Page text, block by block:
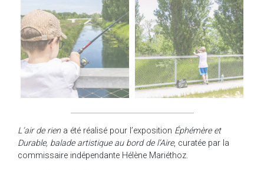
L’air de riena été réalisé pour l’exposition Éphémère et
Durable, balade artistique au bord de l’Aire, curatée par la
commissaire indépendante Hélène Mariéthoz.